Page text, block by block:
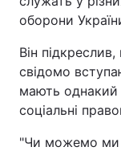
оборони
Він
свідомо
мають однакий
соціальні
"Чи можемо ми